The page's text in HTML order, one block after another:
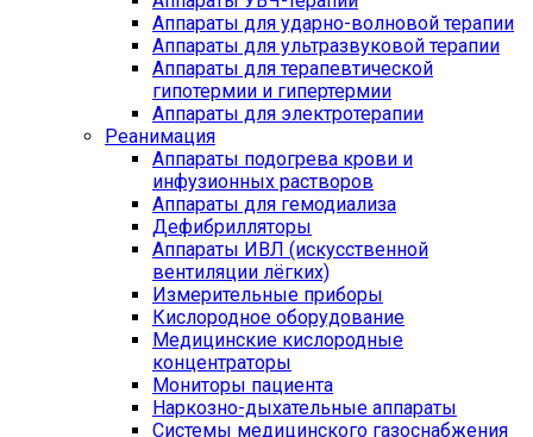
Аппараты для ударно-волновой терапии
Аппараты для ультразвуковой терапии
Аппараты для терапевтической
гипотермии и гипертермии
Аппараты для электротерапии
Реанимация
Аппараты подогрева крови и
инфузионных растворов
Аппараты для гемодиализа
Дефибрилляторы
Аппараты ИВЛ (искусственной
вентиляции лёгких)
Измерительные приборы
Кислородное оборудование
Медицинские кислородные
концентраторы
Мониторы пациента
Наркозно-дыхательные аппараты
Системы медицинского газоснабжения